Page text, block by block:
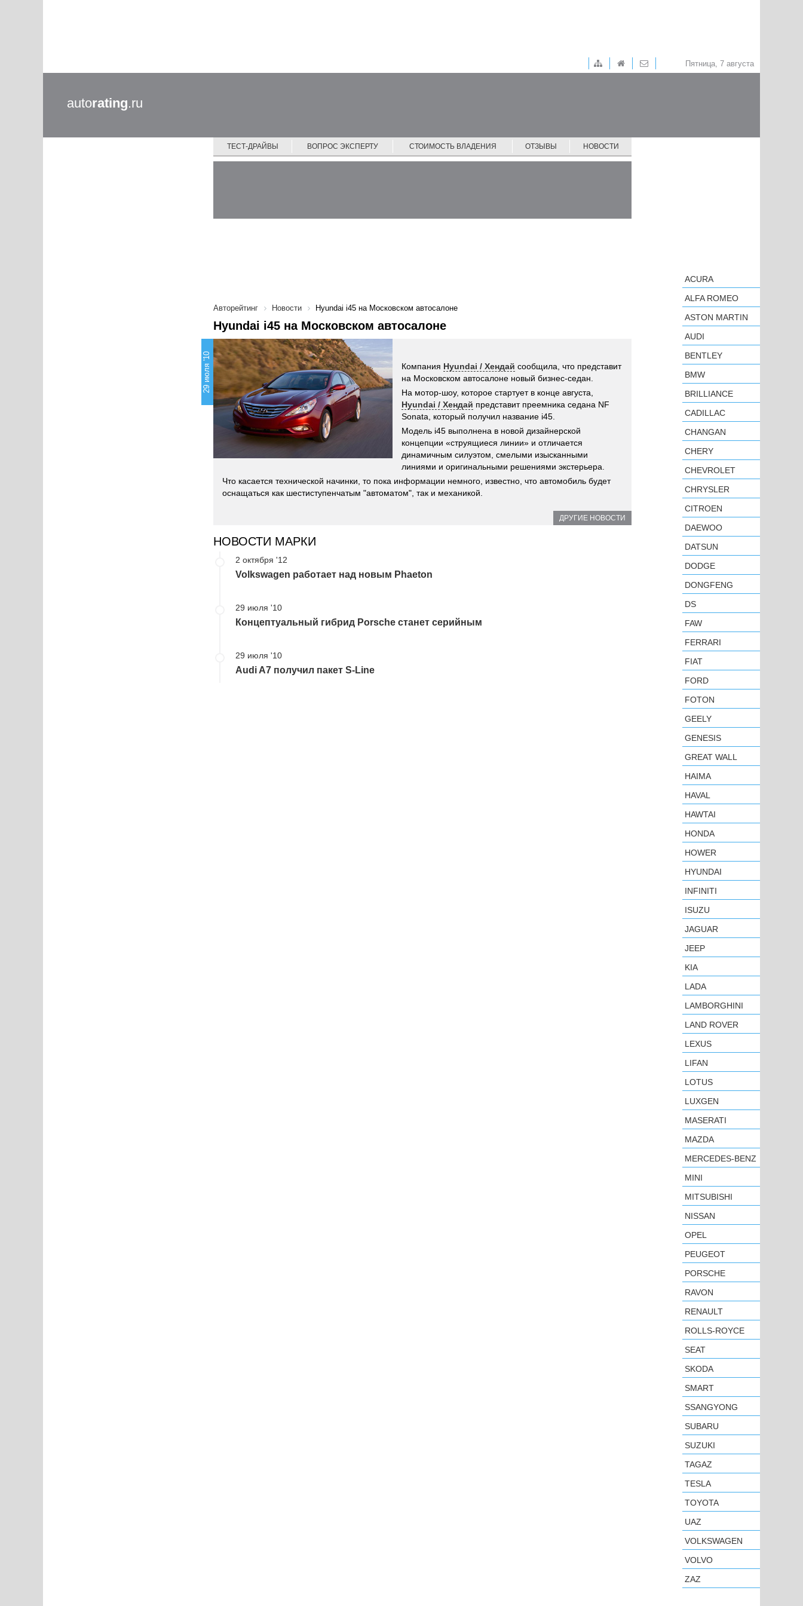
Пятница, 7 августа
autorating.ru
ТЕСТ-ДРАЙВЫ ВОПРОС ЭКСПЕРТУ СТОИМОСТЬ ВЛАДЕНИЯ ОТЗЫВЫ НОВОСТИ
Авторейтинг Новости Hyundai i45 на Московском автосалоне
Hyundai i45 на Московском автосалоне
29 июля '10 Компания Hyundai / Хендай сообщила, что представит
на Московском автосалоне новый бизнес-седан.
На мотор-шоу, которое стартует в конце августа,
Hyundai / Хендай представит преемника седана NF
Sonata, который получил название i45.
Модель i45 выполнена в новой дизайнерской
концепции «струящиеся линии» и отличается
динамичным силуэтом, смелыми изысканными
линиями и оригинальными решениями экстерьера.
Что касается технической начинки, то пока информации немного, известно, что автомобиль будет
оснащаться как шестиступенчатым "автоматом", так и механикой.
ДРУГИЕ НОВОСТИ
НОВОСТИ МАРКИ
2 октября '12
Volkswagen работает над новым Phaeton
29 июля '10
Концептуальный гибрид Porsche станет серийным
29 июля '10
Audi A7 получил пакет S-Line
ACURA
ALFA ROMEO
ASTON MARTIN
AUDI
BENTLEY
BMW
BRILLIANCE
CADILLAC
CHANGAN
CHERY
CHEVROLET
CHRYSLER
CITROEN
DAEWOO
DATSUN
DODGE
DONGFENG
DS
FAW
FERRARI
FIAT
FORD
FOTON
GEELY
GENESIS
GREAT WALL
HAIMA
HAVAL
HAWTAI
HONDA
HOWER
HYUNDAI
INFINITI
ISUZU
JAGUAR
JEEP
KIA
LADA
LAMBORGHINI
LAND ROVER
LEXUS
LIFAN
LOTUS
LUXGEN
MASERATI
MAZDA
MERCEDES-BENZ
MINI
MITSUBISHI
NISSAN
OPEL
PEUGEOT
PORSCHE
RAVON
RENAULT
ROLLS-ROYCE
SEAT
SKODA
SMART
SSANGYONG
SUBARU
SUZUKI
TAGAZ
TESLA
TOYOTA
UAZ
VOLKSWAGEN
VOLVO
ZAZ